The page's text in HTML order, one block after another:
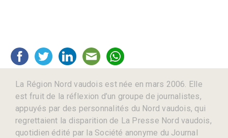
La Région Nord vaudois est née en mars 2006. Elle
est fruit de la réflexion d’un groupe de journalistes,
appuyés par des personnalités du Nord vaudois, qui
regrettaient la disparition de La Presse Nord vaudois,
quotidien édité par la Société anonyme du Journal